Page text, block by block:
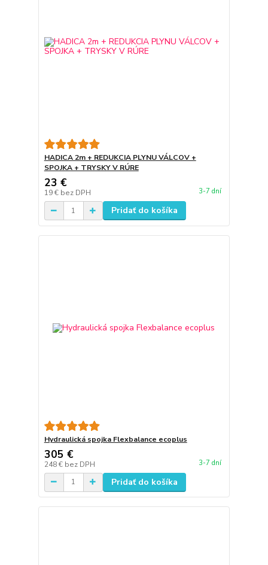
HADICA 2m + REDUKCIA PLYNU VÁLCOV +
SPOJKA + TRYSKY V RÚRE
23 €
19 € bez DPH 3-7 dní
Pridať do košíka
Hydraulická spojka Flexbalance ecoplus
305 €
248 € bez DPH 3-7 dní
Pridať do košíka